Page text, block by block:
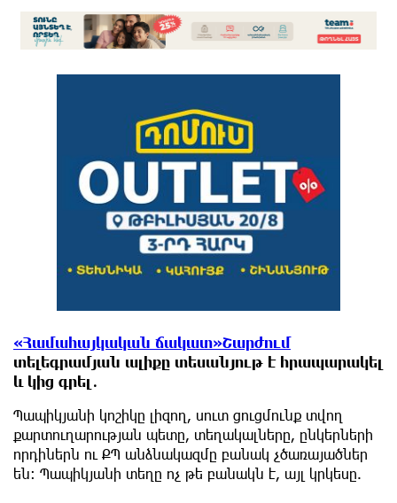
«Համահայկական ճակատ»Շարժում
տելեգրամյան ալիքը տեսանյութ է հրապարակել
և կից գրել․
Պապիկյանի կոշիկը լիզող, սուտ ցուցմունք տվող
քարտուղարության պետը, տեղակալները, ընկերների
որդիներն ու ՔՊ անձնակազմը բանակ չծառայածներ
են: Պապիկյանի տեղը ոչ թե բանակն է, այլ կրկեսը.